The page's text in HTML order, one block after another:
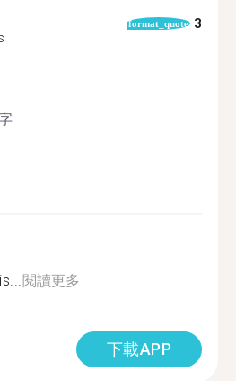
format_quote 3
閱讀更多
下載APP